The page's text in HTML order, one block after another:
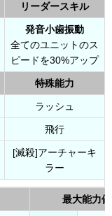
リーダースキル
発音小歯振動
全てのユニットのス
ピードを30%アップ
特殊能力
ラッシュ
飛行
[滅殺]アーチャーキ
ラー
最大能力値